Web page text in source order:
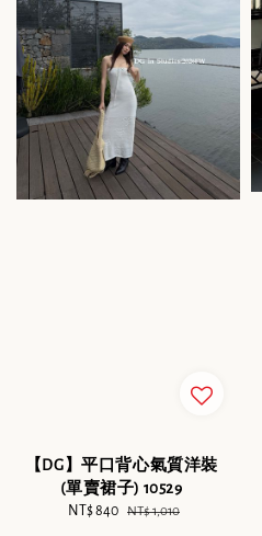
【DG】平口背心氣質洋裝
(單賣裙子) 10529
Sale
NT$ 840 Regular
NT$ 1,010